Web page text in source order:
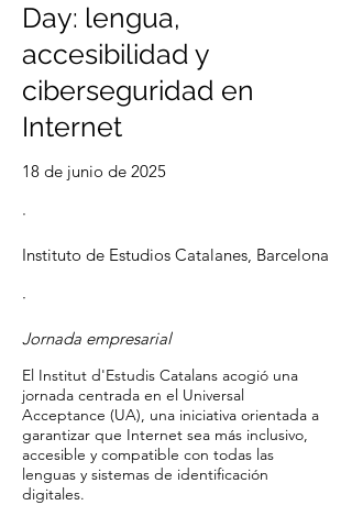
Day: lengua,
accesibilidad y
ciberseguridad en
Internet
18 de junio de 2025
·
Instituto de Estudios Catalanes, Barcelona
·
Jornada empresarial
El Institut d'Estudis Catalans acogió una
jornada centrada en el Universal
Acceptance (UA), una iniciativa orientada a
garantizar que Internet sea más inclusivo,
accesible y compatible con todas las
lenguas y sistemas de identificación
digitales.